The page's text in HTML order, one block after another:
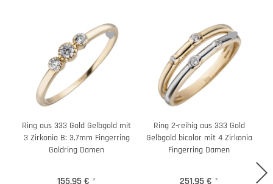
Ring aus 333 Gold Gelbgold mit
3 Zirkonia B: 3,7mm Fingerring
Goldring Damen
Ring 2-reihig aus 333 Gold
Gelbgold bicolor mit 4 Zirkonia
Fingerring Damen